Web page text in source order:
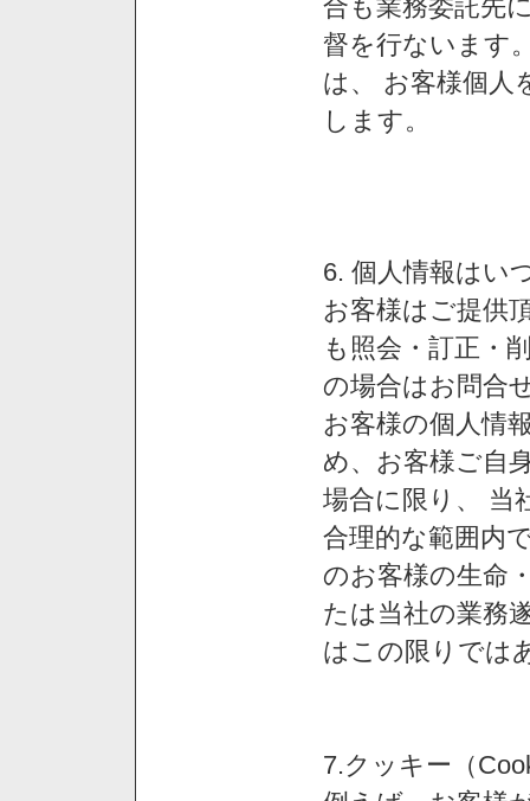
合も業務委託先
督を行ないます
は、 お客様個人
します。
6. 個人情報はい
お客様はご提供
も照会・訂正・
の場合はお問合
お客様の個人情
め、お客様ご自
場合に限り、 当
合理的な範囲内
のお客様の生命
たは当社の業務
はこの限りでは
7.クッキー（